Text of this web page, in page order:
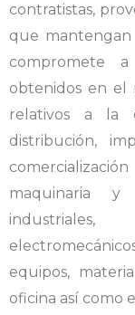
contratistas,
que mantengan
compromete
obtenidos en el
relativos a la
distribución,
maquinaria y
industriales,
equipos,
oficina así como